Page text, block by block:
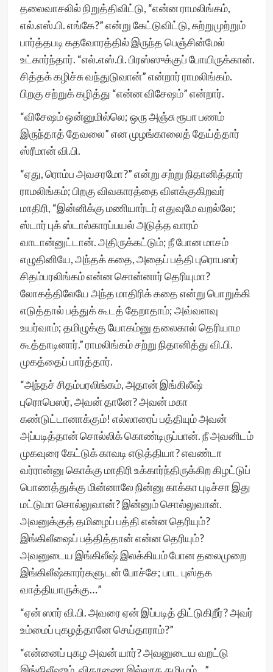
தலைவாசலில் நிறுத்திவிட்டு, “என்ன ராமலிங்கம்,
எல்.எஸ்.பி. எங்கே?” என்று கேட்டுவிட்டு, சுற்றுமுற்றும்
பார்த்தபடி கதவோரத்தில் இருந்த பெஞ்சின்மேல்
உட்கார்ந்தார். “எல்.எஸ்.பி. பிரஸ்ஸுக்குப் போயிருக்கான்.
சித்தக் கழிச்சு வந்துடுவான்” என்றார் ராமலிங்கம்.
பிறகு சற்றுக் கழித்து “என்ன விசேஷம்” என்றார்.
“விசேஷம் ஒன்னுமில்லெ; ஒரு அஞ்சு ரூபா பணம்
இருந்தாத் தேவலை” என முழங்காலைத் தேய்த்தார்
ஸ்ரீமான் வி.பி.
“ஏது, ரொம்ப அவசரமோ?” என்று சற்று நிதானித்தார்
ராமலிங்கம்; பிறகு விவகாரத்தை விளக்குகிறவர்
மாதிரி, “இன்னிக்கு மணியார்டர் எதுவுமே வறல்லே;
ஸ்டார் புக் ஸ்டால்காரப்பயல் அடுத்த வாரம்
வாடான்னுட்டான். அதிருக்கட்டும்; நீ போன மாசம்
எழுதினியே, அந்தக் கதை, அதைப் பத்தி புரொபஸர்
சிதம்பரலிங்கம் என்ன சொன்னார் தெரியுமா?
லோகத்திலேயே அந்த மாதிரிக் கதை என்று பொறுக்கி
எடுத்தால் பத்துக் கூடத் தேறாதாம்; அவ்வளவு
உயர்வாம்; தமிழுக்கு யோகம்னு தலைகால் தெரியாம
கூத்தாடினார்.” ராமலிங்கம் சற்று நிதானித்து வி.பி.
முகத்தைப் பார்த்தார்.
“அந்தச் சிதம்பரலிங்கம், அதான் இங்கிலீஷ்
புரொபெஸர், அவன் தானே? அவன் மகா
கண்டுட்டானாக்கும்! எல்லாரைப் பத்தியும் அவன்
அப்படித்தான் சொல்லிக் கொண்டிருப்பான். நீ அவனிடம்
முகவுரை கேட்டுக் காவடி எடுத்தியா? எவண்டா
வர்ரான்னு கொக்கு மாதிரி உக்கார்ந்திருக்கிற கிழட்டுப்
பொணத்துக்கு மின்னாலே நின்னு காக்கா புடிச்சா இது
மட்டுமா சொல்லுவான்? இன்னும் சொல்லுவான்.
அவனுக்குத் தமிழைப் பத்தி என்ன தெரியும்?
இங்கிலீஷைப் பத்தித்தான் என்ன தெரியும்?
அவனுடைய இங்கிலீஷ் இலக்கியம் போன தலைமுறை
இங்கிலீஷ்காரர்களுடன் போச்சே; பாட புஸ்தக
வாத்தியாருக்கு…”
“ஏன் ஸார் வி.பி. அவரை ஏன் இப்படித் திட்டுகிறீர்? அவர்
உம்மைப் புகழத்தானே செய்தாராம்?”
“என்னைப் புகழ அவன் யார்? அவனுடைய வறட்டு